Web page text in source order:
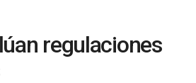
regulaciones